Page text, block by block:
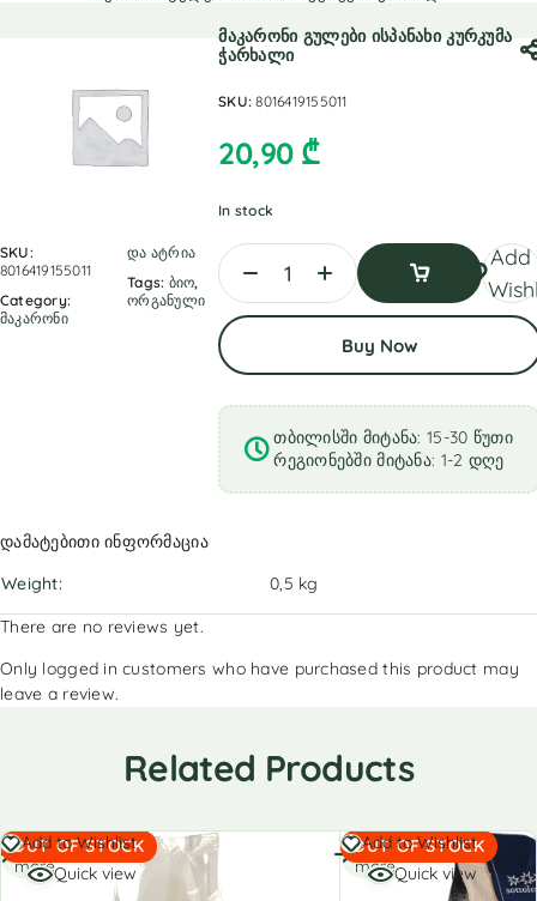
SKU:
8016419155011
Category:
მაკარონი
და ატრია
Tags: ბიო
ორგანული
მაკარონი გულები ისპანახი კურკუმა
ჭარხალი
SKU:8016419155011
20,90 ₾
In stock
To
Add
Buy Now
თბილისში მიტანა: 15-30 წუთი
რეგიონებში მიტანა: 1-2 დღე
დამატებითი ინფორმაცია
Weight
0,5 kg
There are no reviews yet.
Only logged in customers who have purchased this product may
leave a review.
Related Products
OUT OF STOCK
Add to Wishlist
Quick view
Read
more
OUT OF STOCK
Add to Wishlist
Quick view
Read
more